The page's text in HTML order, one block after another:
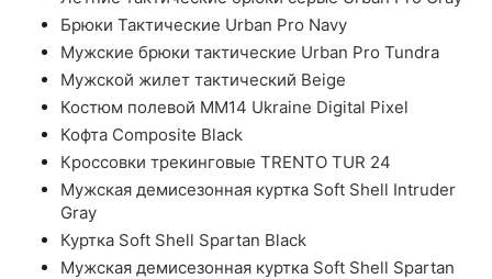
Брюки Тактические Urban Pro Navy
Мужские брюки тактические Urban Pro Tundra
Мужской жилет тактический Beige
Костюм полевой ММ14 Ukraine Digital Pixel
Кофта Composite Black
Кроссовки трекинговые TRENTO TUR 24
Мужская демисезонная куртка Soft Shell Intruder
Gray
Куртка Soft Shell Spartan Black
Мужская демисезонная куртка Soft Shell Spartan